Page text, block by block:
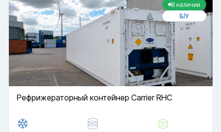
В наличии
Б/У
Рефрижераторный контейнер Carrier RHC